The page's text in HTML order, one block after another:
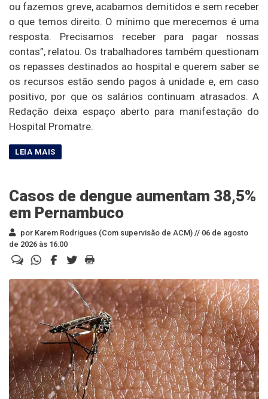
ou fazemos greve, acabamos demitidos e sem receber
o que temos direito. O mínimo que merecemos é uma
resposta. Precisamos receber para pagar nossas
contas”, relatou. Os trabalhadores também questionam
os repasses destinados ao hospital e querem saber se
os recursos estão sendo pagos à unidade e, em caso
positivo, por que os salários continuam atrasados. A
Redação deixa espaço aberto para manifestação do
Hospital Promatre.
Casos de dengue aumentam 38,5%
em Pernambuco
por Karem Rodrigues (Com supervisão de ACM) // 06 de agosto
de 2026 às 16:00